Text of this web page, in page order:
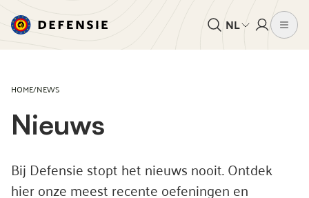
NL
HOME/NEWS
Nieuws
Bij Defensie stopt het nieuws nooit. Ontdek
hier onze meest recente oefeningen en